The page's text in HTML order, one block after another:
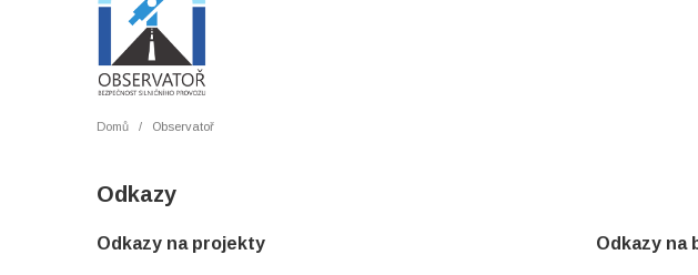
Domů Observatoř
Odkazy
Odkazy na projekty Odkazy na